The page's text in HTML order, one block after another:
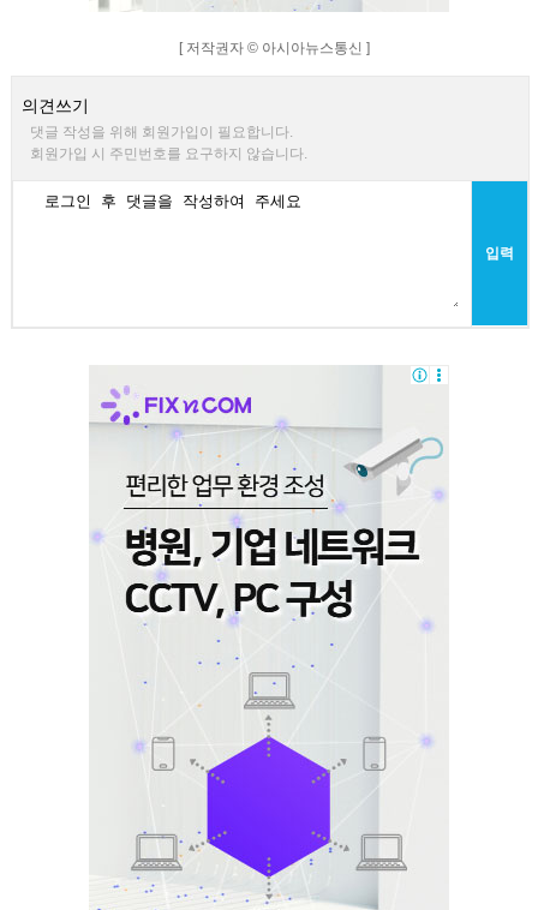
[ 저작권자 © 아시아뉴스통신 ]
의견쓰기
댓글 작성을 위해 회원가입이 필요합니다.
회원가입 시 주민번호를 요구하지 않습니다.
입력